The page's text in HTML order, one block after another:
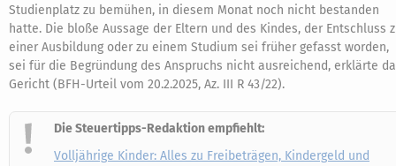
Studienplatz zu bemühen, in diesem Monat noch nicht bestanden
hatte. Die bloße Aussage der Eltern und des Kindes, der Entschluss
einer Ausbildung oder zu einem Studium sei früher gefasst worden,
sei für die Begründung des Anspruchs nicht ausreichend, erklärte
Gericht (BFH-Urteil vom 20.2.2025, Az. III R 43/22).
Die Steuertipps-Redaktion empfiehlt:
Volljährige Kinder: Alles zu Freibeträgen, Kindergeld und